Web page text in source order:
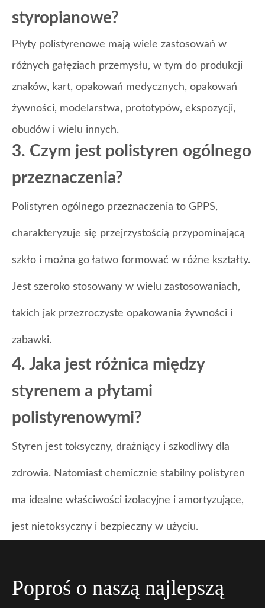
styropianowe?
Płyty polistyrenowe mają wiele zastosowań w
różnych gałęziach przemysłu, w tym do produkcji
znaków, kart, opakowań medycznych, opakowań
żywności, modelarstwa, prototypów, ekspozycji,
obudów i wielu innych.
3. Czym jest polistyren ogólnego
przeznaczenia?
Polistyren ogólnego przeznaczenia to GPPS,
charakteryzuje się przejrzystością przypominającą
szkło i można go łatwo formować w różne kształty.
Jest szeroko stosowany w wielu zastosowaniach,
takich jak przezroczyste opakowania żywności i
zabawki.
4. Jaka jest różnica między
styrenem a płytami
polistyrenowymi?
Styren jest toksyczny, drażniący i szkodliwy dla
zdrowia. Natomiast chemicznie stabilny polistyren
ma idealne właściwości izolacyjne i amortyzujące,
jest nietoksyczny i bezpieczny w użyciu.
Poproś o naszą najlepszą